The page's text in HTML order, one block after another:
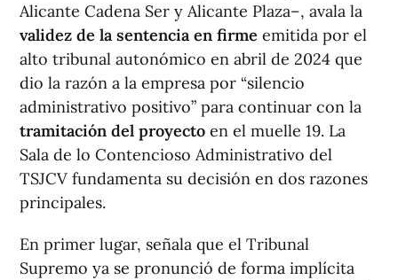
Alicante Cadena Ser y Alicante Plaza–, avala la
validez de la sentencia en firme emitida por el
alto tribunal autonómico en abril de 2024 que
dio la razón a la empresa por “silencio
administrativo positivo” para continuar con la
tramitación del proyecto en el muelle 19. La
Sala de lo Contencioso Administrativo del
TSJCV fundamenta su decisión en dos razones
principales.
En primer lugar, señala que el Tribunal
Supremo ya se pronunció de forma implícita